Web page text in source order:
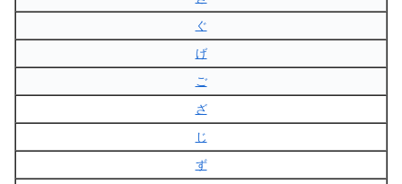
ぐ
げ
ご
ざ
じ
ず